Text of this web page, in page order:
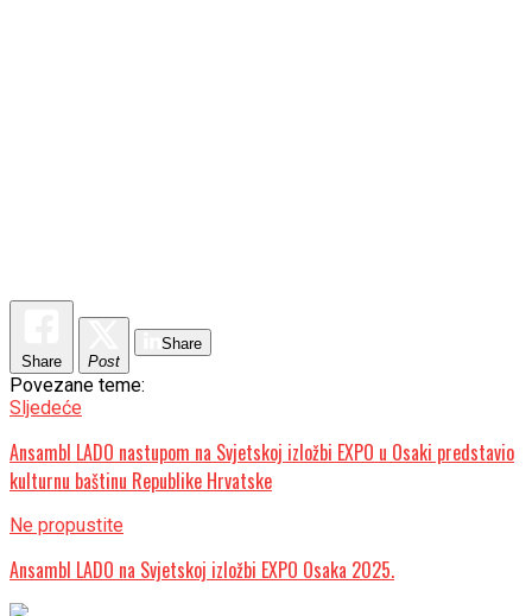
Share Post
Share
Povezane teme:
Sljedeće
Ansambl LADO nastupom na Svjetskoj izložbi EXPO u Osaki predstavio
kulturnu baštinu Republike Hrvatske
Ne propustite
Ansambl LADO na Svjetskoj izložbi EXPO Osaka 2025.